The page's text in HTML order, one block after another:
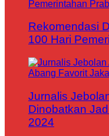
Rekomendasi
100 Hari
Jurnalis
Dinobatkan
2024